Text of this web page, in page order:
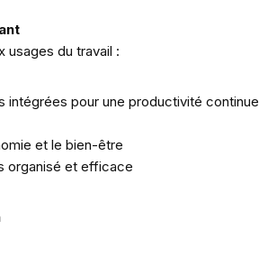
usages du travail :
intégrées pour une productivité continue
et le bien-être
organisé et efficace